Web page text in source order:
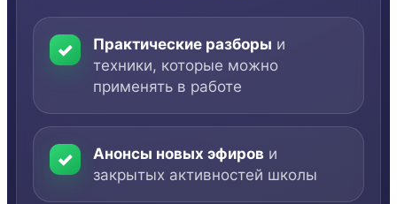
✓ Практические разборы и
техники, которые можно
применять в работе
✓ Анонсы новых эфиров и
закрытых активностей школы